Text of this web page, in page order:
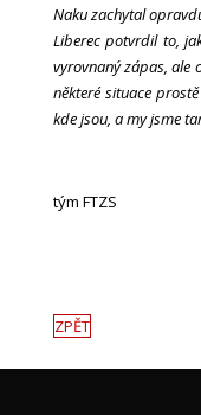
Naku zachytal
Liberec potvrdil to,
vyrovnaný zápas, ale
některé situace
kde jsou, a my jsme
tým FTZS
ZPĚT